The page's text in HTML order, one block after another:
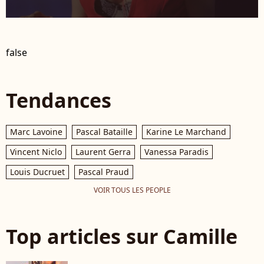
false
Tendances
Marc Lavoine Pascal Bataille
Karine Le Marchand
Vincent Niclo
Laurent Gerra
Vanessa Paradis
Louis Ducruet
Pascal Praud
VOIR TOUS LES PEOPLE
Top articles sur Camille